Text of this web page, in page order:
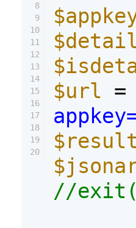
8
9
10
11
12
13
14
15
16
17
18
19
20
$url =
//